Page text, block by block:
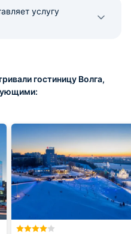
услугу
гостиницу Волга,